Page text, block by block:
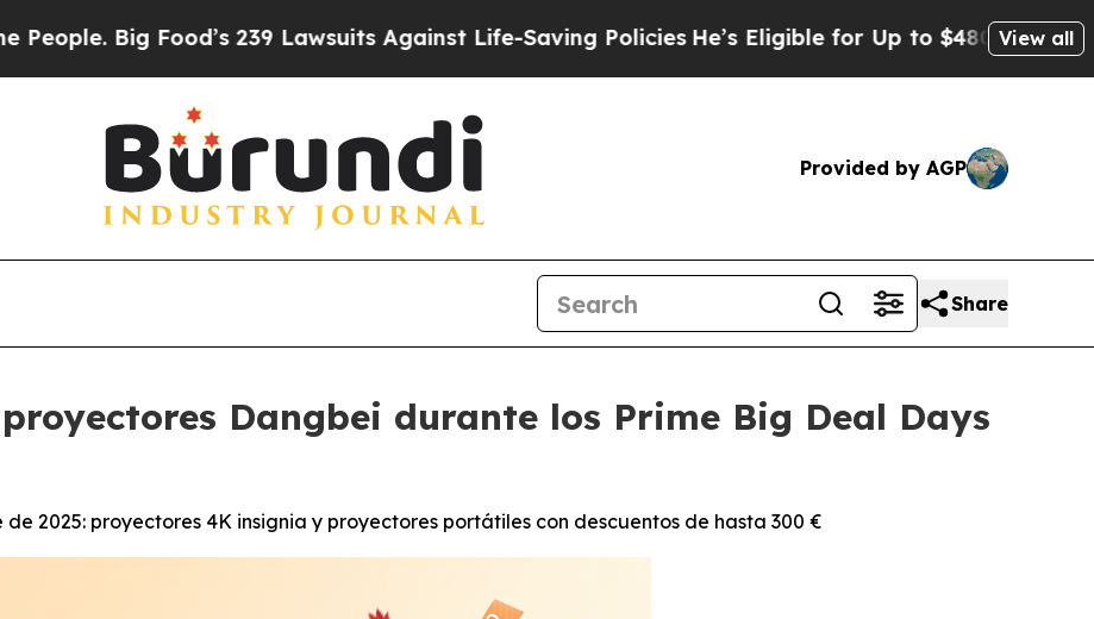
Food’s 239 Lawsuits Against Life-Saving PoliciesHe’s Eligible for Up to $480,000 After Being
View all
Provided by AGP
Share
Dangbei durante los Prime Big Deal Days
2025: proyectores 4K insignia y proyectores portátiles con descuentos de hasta 300 €